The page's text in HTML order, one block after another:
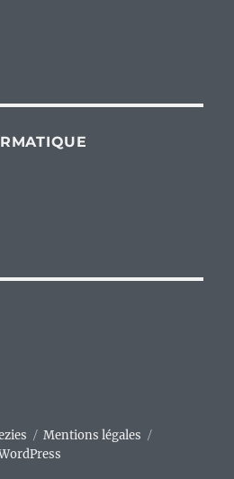
Mentions légales